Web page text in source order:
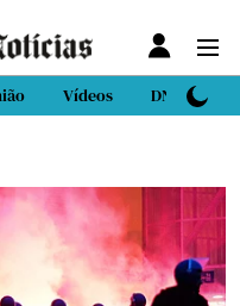
Vídeos DN Sport